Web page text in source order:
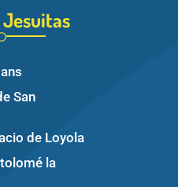
Jesuitas
San
de Loyola
la